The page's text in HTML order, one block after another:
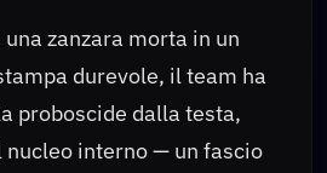
zanzara morta in un
durevole, il team ha
proboscide dalla testa,
nucleo interno — un fascio